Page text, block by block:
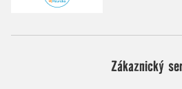
Zákaznický